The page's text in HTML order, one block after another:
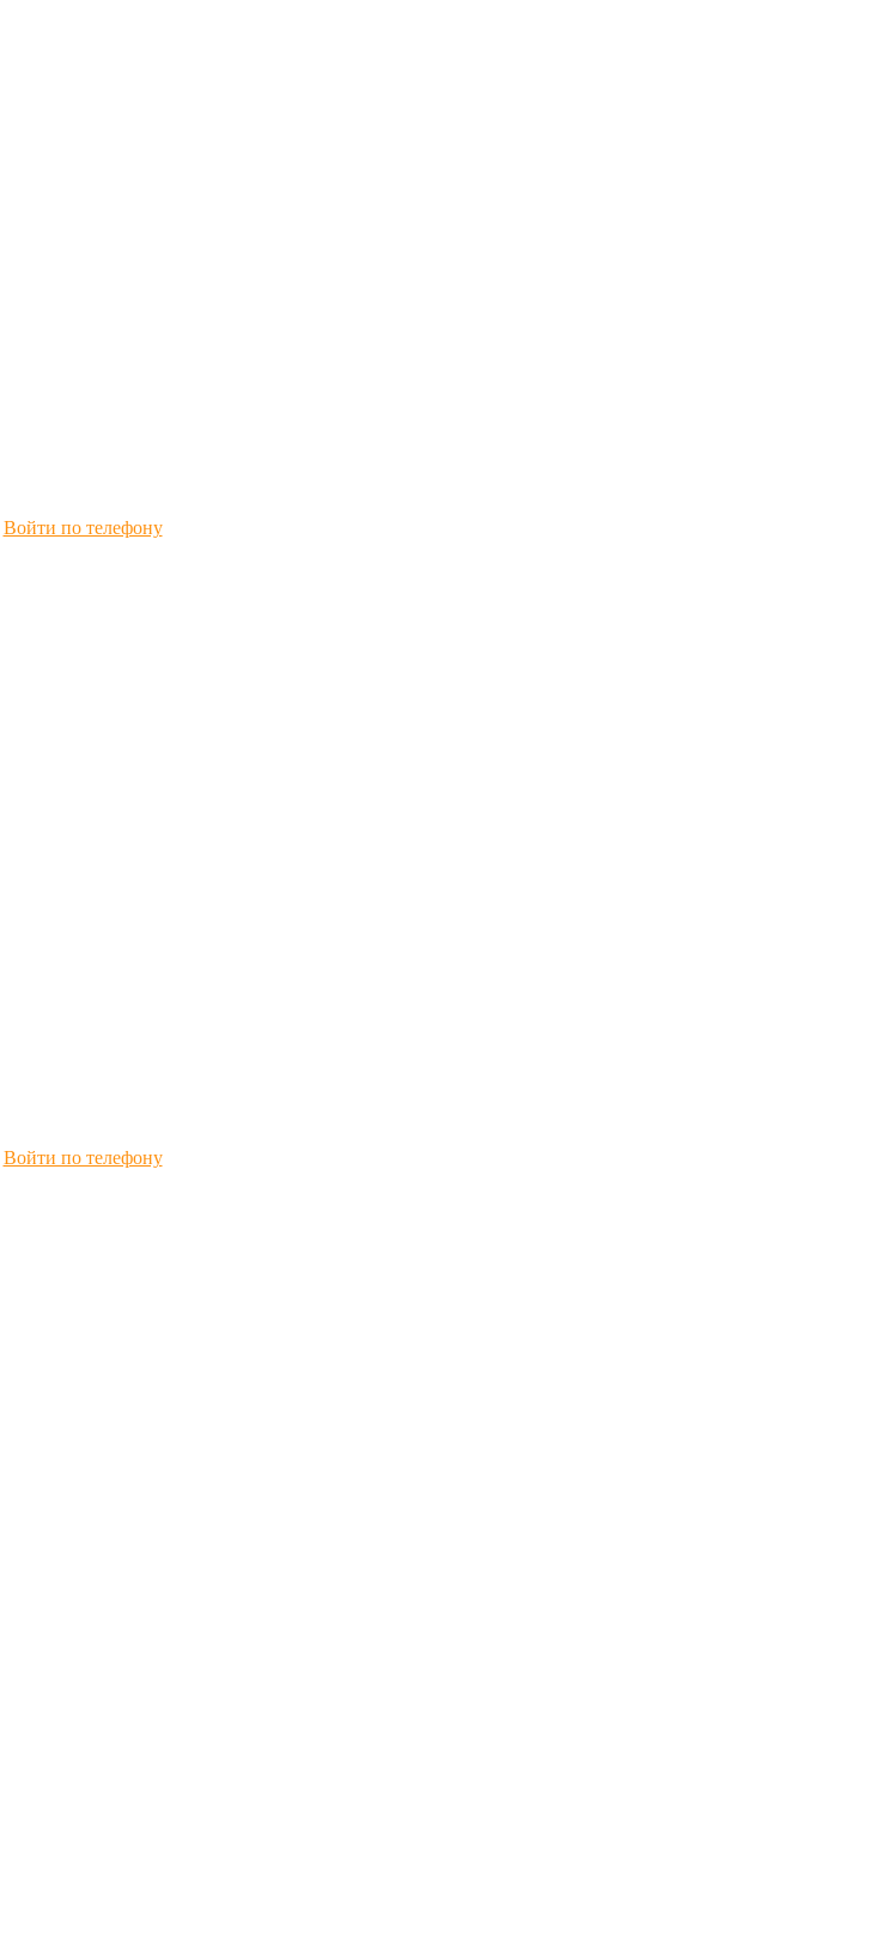
Войти по телефону
Войти по телефону